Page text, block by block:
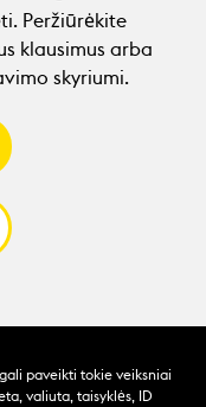
Peržiūrėkite
klausimus arba
skyriumi.
paveikti tokie veiksniai
valiuta, taisyklės, ID